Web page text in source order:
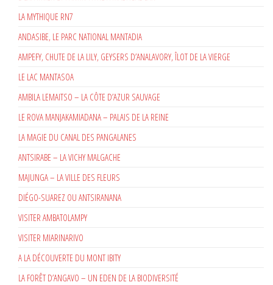
LA MYTHIQUE RN7
ANDASIBE, LE PARC NATIONAL MANTADIA
AMPEFY, CHUTE DE LA LILY, GEYSERS D’ANALAVORY, ÎLOT DE LA VIERGE
LE LAC MANTASOA
AMBILA LEMAITSO – LA CÔTE D’AZUR SAUVAGE
LE ROVA MANJAKAMIADANA – PALAIS DE LA REINE
LA MAGIE DU CANAL DES PANGALANES
ANTSIRABE – LA VICHY MALGACHE
MAJUNGA – LA VILLE DES FLEURS
DIÉGO-SUAREZ OU ANTSIRANANA
VISITER AMBATOLAMPY
VISITER MIARINARIVO
A LA DÉCOUVERTE DU MONT IBITY
LA FORÊT D’ANGAVO – UN EDEN DE LA BIODIVERSITÉ